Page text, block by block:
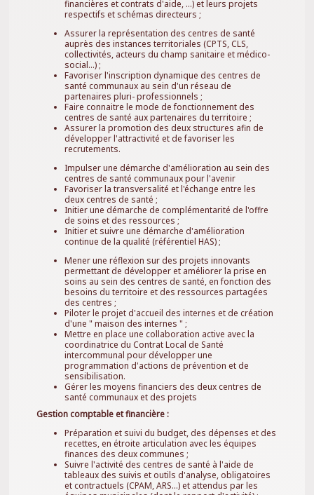
financières et contrats d'aide, ...) et leurs projets
respectifs et schémas directeurs ;
Assurer la représentation des centres de santé
auprès des instances territoriales (CPTS, CLS,
collectivités, acteurs du champ sanitaire et médico-
social...) ;
Favoriser l'inscription dynamique des centres de
santé communaux au sein d'un réseau de
partenaires pluri- professionnels ;
Faire connaitre le mode de fonctionnement des
centres de santé aux partenaires du territoire ;
Assurer la promotion des deux structures afin de
développer l'attractivité et de favoriser les
recrutements.
Impulser une démarche d'amélioration au sein des
centres de santé communaux pour l'avenir
Favoriser la transversalité et l'échange entre les
deux centres de santé ;
Initier une démarche de complémentarité de l'offre
de soins et des ressources ;
Initier et suivre une démarche d'amélioration
continue de la qualité (référentiel HAS) ;
Mener une réflexion sur des projets innovants
permettant de développer et améliorer la prise en
soins au sein des centres de santé, en fonction des
besoins du territoire et des ressources partagées
des centres ;
Piloter le projet d'accueil des internes et de création
d'une " maison des internes " ;
Mettre en place une collaboration active avec la
coordinatrice du Contrat Local de Santé
intercommunal pour développer une
programmation d'actions de prévention et de
sensibilisation.
Gérer les moyens financiers des deux centres de
santé communaux et des projets
Gestion comptable et financière :
Préparation et suivi du budget, des dépenses et des
recettes, en étroite articulation avec les équipes
finances des deux communes ;
Suivre l'activité des centres de santé à l'aide de
tableaux des suivis et outils d'analyse, obligatoires
et contractuels (CPAM, ARS...) et attendus par les